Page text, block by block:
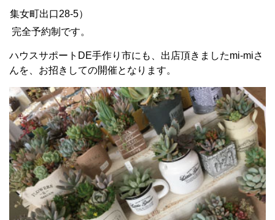
集女町出口28-5）
完全予約制です。
ハウスサポートDE手作り市にも、出店頂きましたmi-miさ
んを、お招きしての開催となります。